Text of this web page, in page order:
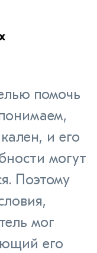
помочь
и его
могут
Поэтому
мог
его